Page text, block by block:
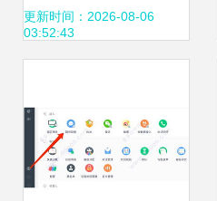
结？
更新时间：2026-08-06
03:52:43